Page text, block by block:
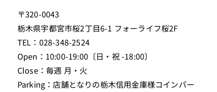
〒320-0043
栃木県宇都宮市桜2丁目6-1 フォーライフ桜2F
TEL：028-348-2524
Open：10:00-19:00〔日・祝 -18:00〕
Close：毎週 月・火
Parking：店舗となりの栃木信用金庫様コインパー